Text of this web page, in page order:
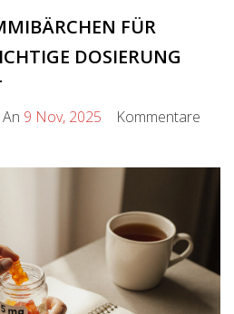
FÜR
DOSIERUNG
9 Nov, 2025 Kommentare